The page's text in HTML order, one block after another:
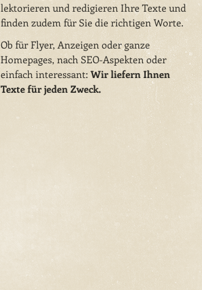
lektorieren und redigieren Ihre Texte und
finden zudem für Sie die richtigen Worte.
Ob für Flyer, Anzeigen oder ganze
Homepages, nach SEO-Aspekten oder
einfach interessant:Wir liefern Ihnen
Texte für jeden Zweck.